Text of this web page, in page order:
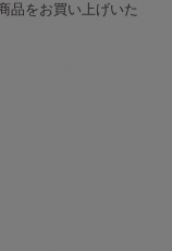
品をお買い上げいた